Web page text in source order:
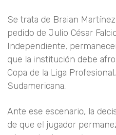
Se trata de Braian
pedido de Julio César
Independiente,
que la institución debe
Copa de la Liga
Sudamericana.
Ante ese escenario, la
de que el jugador